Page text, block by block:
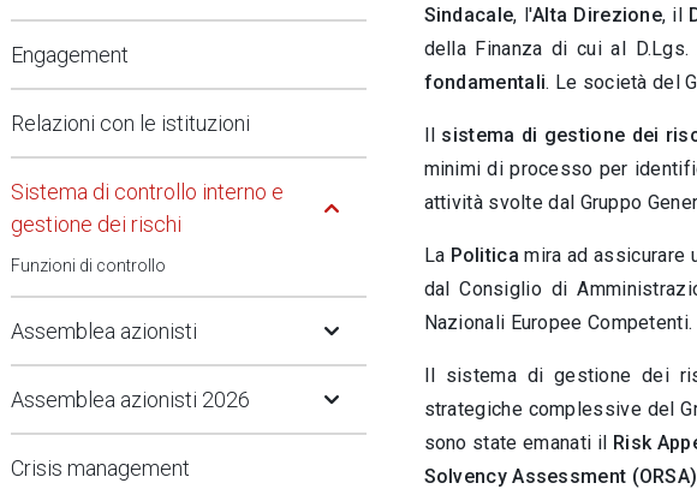
Engagement
Relazioni con le istituzioni
Sistema di controllo interno e
gestione dei rischi
Funzioni di controllo
Assemblea azionisti Open Submenu
Assemblea azionisti 2026 Open Submenu
Crisis management
Sindacale, l'Alta Direzione, il
della Finanza di cui al
fondamentali. Le società del
Il sistema di gestione dei
minimi di processo per
attività svolte dal Gruppo
La Politica mira ad assicurare
dal Consiglio di
Nazionali Europee Competenti.
Il sistema di gestione dei
strategiche complessive del
sono state emanati il Risk
Solvency Assessment (ORSA)